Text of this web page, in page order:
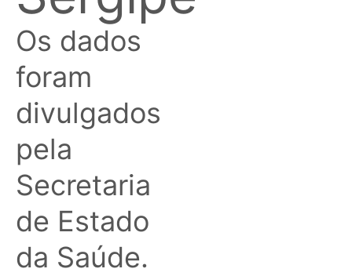
Os dados
foram
divulgados
pela
Secretaria
de Estado
da Saúde.